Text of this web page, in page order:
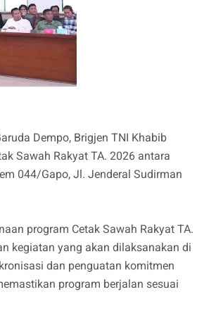
Dempo, Brigjen TNI Khabib
Sawah Rakyat TA. 2026 antara
044/Gapo, Jl. Jenderal Sudirman
program Cetak Sawah Rakyat TA.
kegiatan yang akan dilaksanakan di
dan penguatan komitmen
program berjalan sesuai